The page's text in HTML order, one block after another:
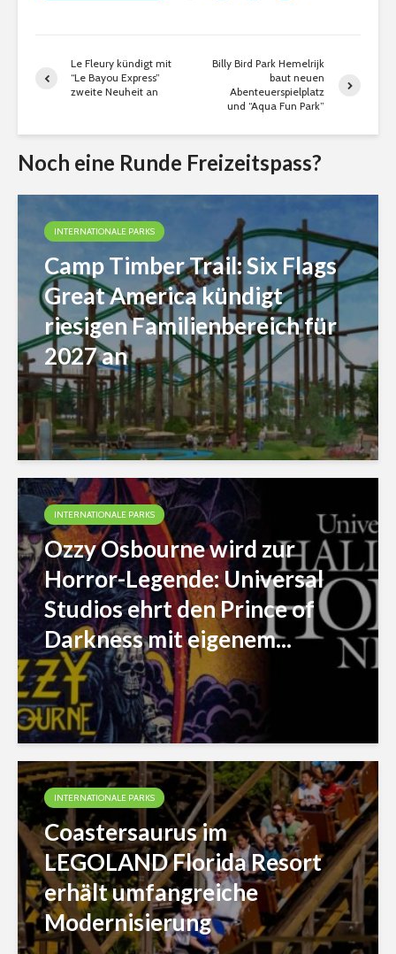
Le Fleury kündigt mit
“Le Bayou Express”
zweite Neuheit an
Billy Bird Park Hemelrijk
baut neuen
Abenteuerspielplatz
und “Aqua Fun Park”
Noch eine Runde Freizeitspass?
INTERNATIONALE PARKS
Camp Timber Trail: Six Flags
Great America kündigt
riesigen Familienbereich für
2027 an
INTERNATIONALE PARKS
Ozzy Osbourne wird zur
Horror-Legende: Universal
Studios ehrt den Prince of
Darkness mit eigenem...
INTERNATIONALE PARKS
Coastersaurus im
LEGOLAND Florida Resort
erhält umfangreiche
Modernisierung